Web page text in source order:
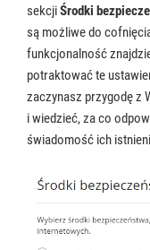
sekcjiŚrodki
są możliwe do
funkcjonalność
potraktować te
zaczynasz przygodę z
i wiedzieć, za co
świadomość ich